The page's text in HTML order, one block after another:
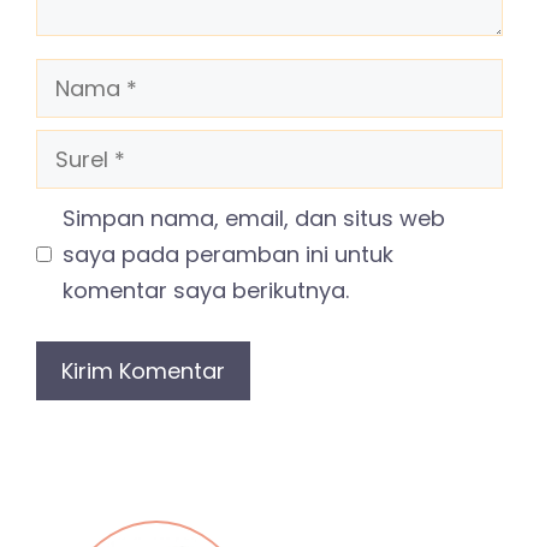
Nama
Surel
Simpan nama, email, dan situs web
saya pada peramban ini untuk
komentar saya berikutnya.